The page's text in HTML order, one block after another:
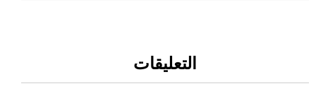
التعليقات